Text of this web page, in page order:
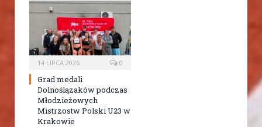
14 LIPCA 2026 0
Grad medali
Dolnoślązaków podczas
Młodzieżowych
Mistrzostw Polski U23 w
Krakowie